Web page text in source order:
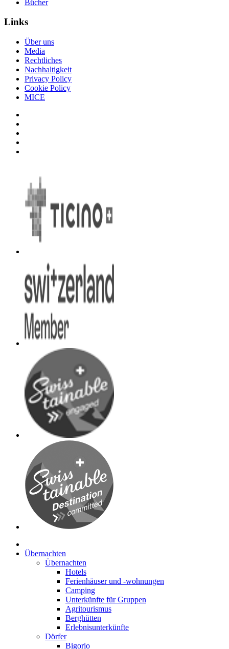
Bücher
Links
Über uns
Media
Rechtliches
Nachhaltigkeit
Privacy Policy
Cookie Policy
MICE
Übernachten
Übernachten
Hotels
Ferienhäuser und -wohnungen
Camping
Unterkünfte für Gruppen
Agritourismus
Berghütten
Erlebnisunterkünfte
Dörfer
Bigorio